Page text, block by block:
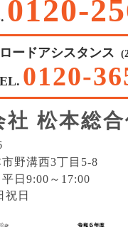
0120-
ロードアシスタンス
0120-
社 松本総
野溝西3丁目5-8
日9:00～17:00
祝日